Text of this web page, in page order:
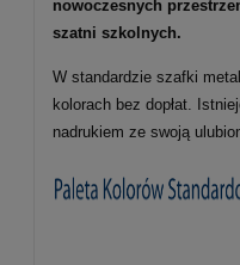
nowoczesnych
szatni szkolnych.
W standardzie szafki
kolorach bez dopłat.
nadrukiem ze swoją